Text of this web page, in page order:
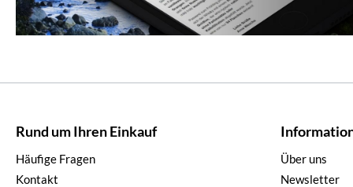
Rund um Ihren Einkauf
Häufige Fragen
Kontakt
Über uns
Newsletter